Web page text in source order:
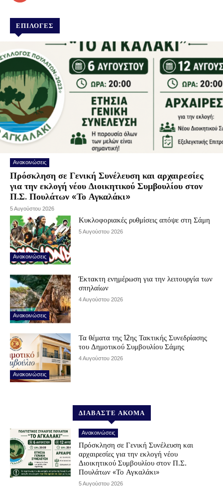
ΕΠΙΛΟΓΕΣ
Ανακοινώσεις
Πρόσκληση σε Γενική Συνέλευση και αρχαιρεσίες
για την εκλογή νέου Διοικητικού Συμβουλίου στον
Π.Σ. Πουλάτων «Το Αγκαλάκι»
5 Αυγούστου 2026
Ανακοινώσεις
Κυκλοφοριακές ρυθμίσεις απόψε στη Σάμη
5 Αυγούστου 2026
Ανακοινώσεις
Έκτακτη ενημέρωση για την λειτουργία των
σπηλαίων
4 Αυγούστου 2026
Ανακοινώσεις
Τα θέματα της 12ης Τακτικής Συνεδρίασης
του Δημοτικού Συμβουλίου Σάμης
4 Αυγούστου 2026
ΔΙΑΒΑΣΤΕ ΑΚΟΜΑ
Ανακοινώσεις
Πρόσκληση σε Γενική Συνέλευση και
αρχαιρεσίες για την εκλογή νέου
Διοικητικού Συμβουλίου στον Π.Σ.
Πουλάτων «Το Αγκαλάκι»
5 Αυγούστου 2026